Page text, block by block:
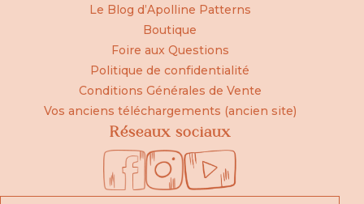
Le Blog d’Apolline Patterns
Boutique
Foire aux Questions
Politique de confidentialité
Conditions Générales de Vente
Vos anciens téléchargements (ancien site)
Réseaux sociaux